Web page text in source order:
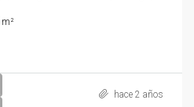
m²
hace 2 años